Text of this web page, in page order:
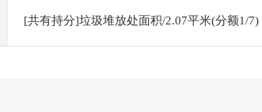
[共有持分]垃圾堆放处面积/2.07平米(分额1/7)